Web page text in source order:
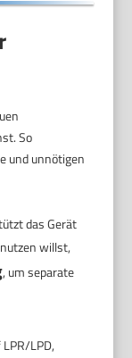
So
und unnötigen
das Gerät
willst,
, um separate
LPD,